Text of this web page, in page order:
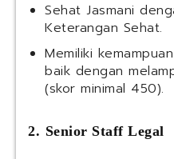
Sehat Jasmani
Keterangan Sehat.
Memiliki
baik dengan
(skor minimal 450).
2.⁠ ⁠Senior Staff Legal